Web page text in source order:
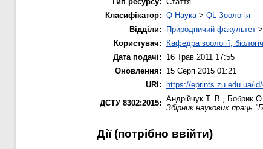
Класифікатор: Q Наука> QL Зоологія
Відділи:
Природничий факультет >
Користувач:
Кафедра зоології,
Дата подачі:
16 Трав 2011 17:55
Оновлення:
15 Серп 2015 01:21
URI:
https://eprints.zu.edu.ua/
ДСТУ 8302:2015: Андрійчук Т. В., Бобрик
Збірник наукових праць
Дії ​​(потрібно ввійти)